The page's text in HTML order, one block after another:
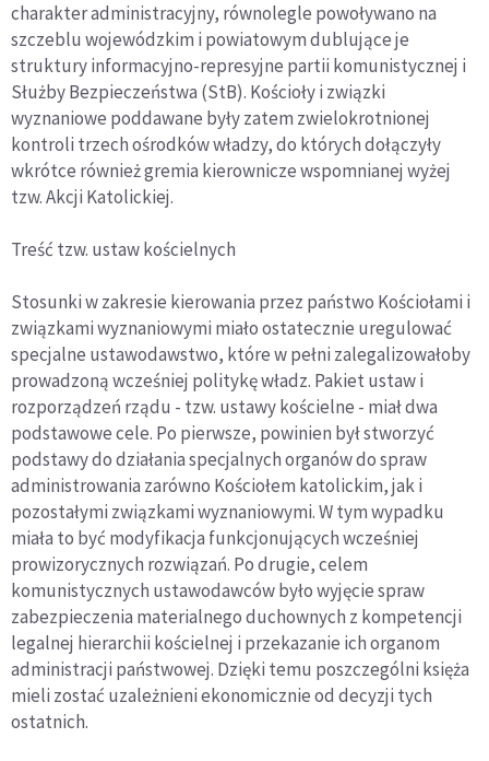
charakter administracyjny, równolegle powoływano na
szczeblu wojewódzkim i powiatowym dublujące je
struktury informacyjno-represyjne partii komunistycznej i
Służby Bezpieczeństwa (StB). Kościoły i związki
wyznaniowe poddawane były zatem zwielokrotnionej
kontroli trzech ośrodków władzy, do których dołączyły
wkrótce również gremia kierownicze wspomnianej wyżej
tzw. Akcji Katolickiej.
Treść tzw. ustaw kościelnych
Stosunki w zakresie kierowania przez państwo Kościołami i
związkami wyznaniowymi miało ostatecznie uregulować
specjalne ustawodawstwo, które w pełni zalegalizowałoby
prowadzoną wcześniej politykę władz. Pakiet ustaw i
rozporządzeń rządu - tzw. ustawy kościelne - miał dwa
podstawowe cele. Po pierwsze, powinien był stworzyć
podstawy do działania specjalnych organów do spraw
administrowania zarówno Kościołem katolickim, jak i
pozostałymi związkami wyznaniowymi. W tym wypadku
miała to być modyfikacja funkcjonujących wcześniej
prowizorycznych rozwiązań. Po drugie, celem
komunistycznych ustawodawców było wyjęcie spraw
zabezpieczenia materialnego duchownych z kompetencji
legalnej hierarchii kościelnej i przekazanie ich organom
administracji państwowej. Dzięki temu poszczególni księża
mieli zostać uzależnieni ekonomicznie od decyzji tych
ostatnich.